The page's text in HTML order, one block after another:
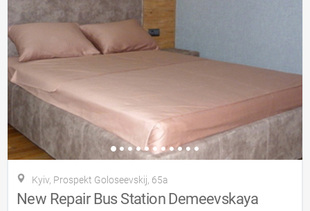
Kyiv, Prospekt Goloseevskij, 65a
New Repair Bus Station Demeevskaya